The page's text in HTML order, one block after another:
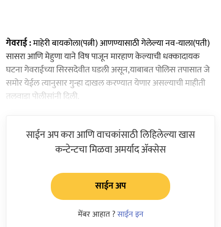
गेवराई :माहेरी बायकोला(पत्नी) आणण्यासाठी गेलेल्या नव-याला(पती)
सासरा आणि मेहुणा याने विष पाजून मारहाण केल्याची धक्कादायक
घटना गेवराईच्या सिरसदेवीत घडली असून,याबाबत पोलिस तपासात जे
समोर येईल त्यानुसार गुन्हा दाखल करण्यात येणार असल्याची माहीती
तलवाडा पोलीसांनी दिली.
साईन अप करा आणि वाचकांसाठी लिहिलेल्या खास
कन्टेन्टचा मिळवा अमर्याद ॲक्सेस
साईन अप
मेंबर आहात ?साईन इन